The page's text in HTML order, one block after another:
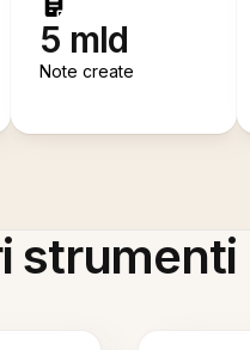
5 mld
Note create
strumenti